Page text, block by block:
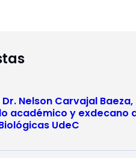
Nelson Carvajal Baeza,
académico y exdecano
UdeC